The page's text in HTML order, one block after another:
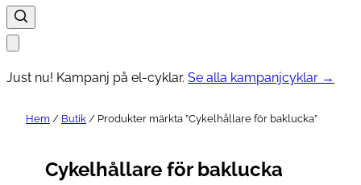
Just nu! Kampanj på el-cyklar. Se alla kampanjcyklar →
Hem / Butik / Produkter märkta ”Cykelhållare för baklucka”
Cykelhållare för baklucka